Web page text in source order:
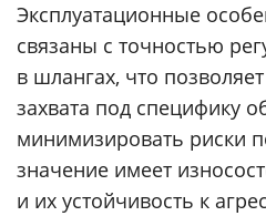
Эксплуатационные
связаны с точностью
в шлангах, что
захвата под специфику
минимизировать риски
значение имеет
и их устойчивость к